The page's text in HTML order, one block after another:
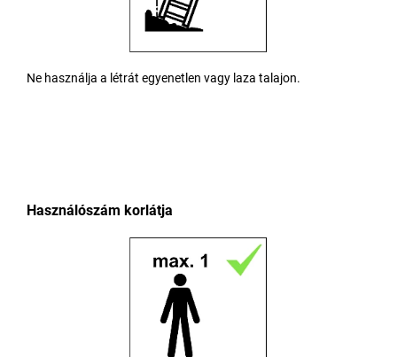
Ne használja a létrát egyenetlen vagy laza talajon.
Használószám korlátja